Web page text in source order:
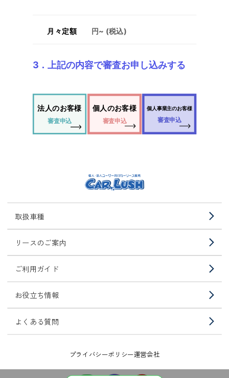
月々定額 円~ (税込)
3．上記の内容で審査お申し込みする
法人のお客様
審査申込
個人のお客様
審査申込
個人事業主のお客様
審査申込
取扱車種
リースのご案内
ご利用ガイド
お役立ち情報
よくある質問
プライバシーポリシー運営会社